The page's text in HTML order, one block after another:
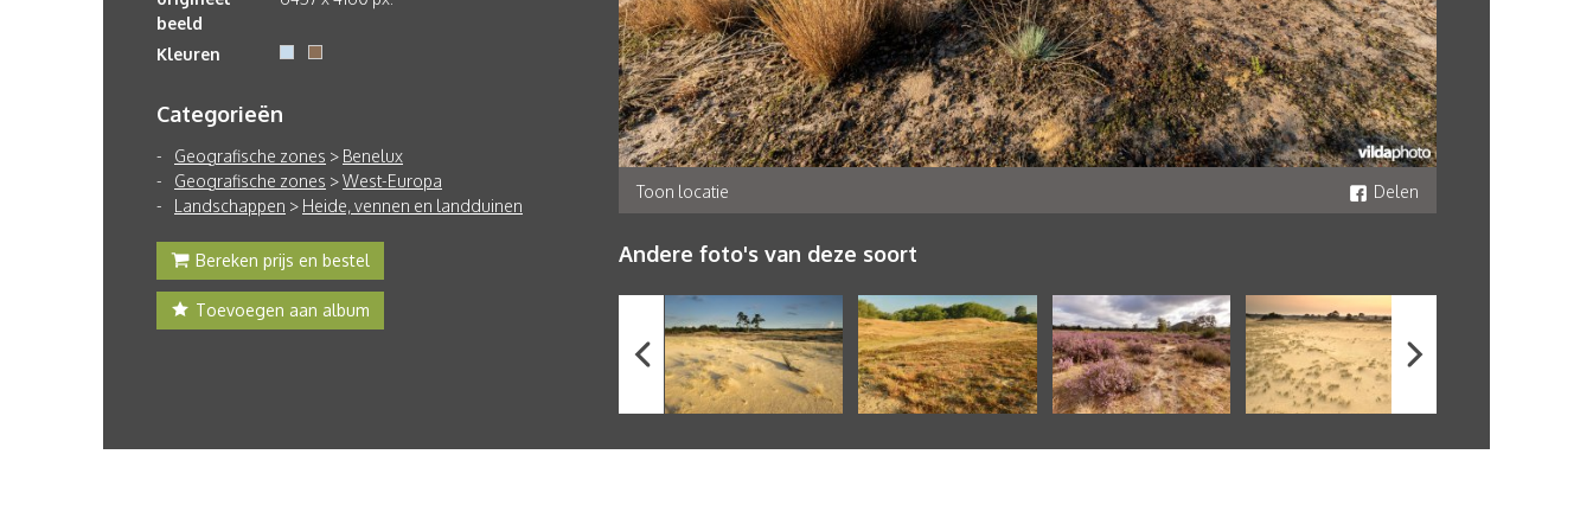
beeld
Kleuren
Categorieën
Geografische zones > Benelux
Geografische zones >West-Europa
Landschappen > Heide, vennen en landduinen
Bereken prijs en bestel
Toevoegen aan album
Toon locatie Delen
Andere foto's van deze soort